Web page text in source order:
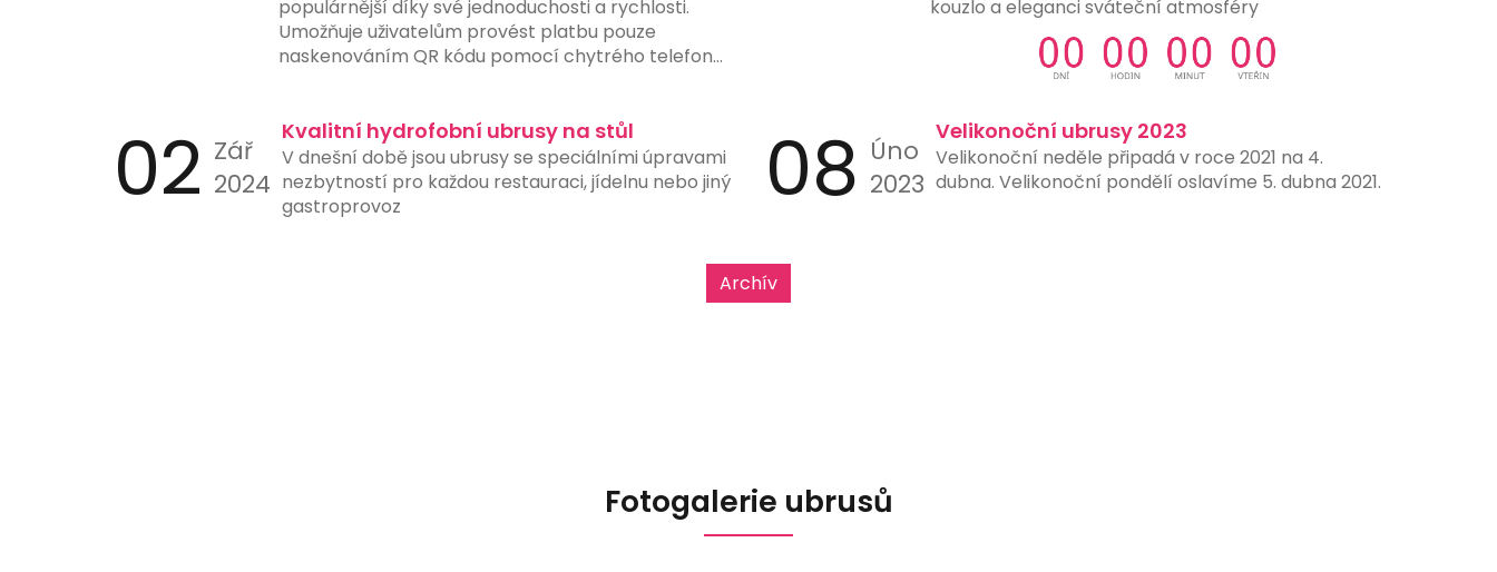
populárnější díky své jednoduchosti a rychlosti.
Umožňuje uživatelům provést platbu pouze
naskenováním QR kódu pomocí chytrého telefonu
ručního zadávání čísel účtů, čímž snižuje riziko chyb
a urychluje proces platby. Mnohé banky a finanční
instituce nyní nabízejí možnost generování a
skenování QR kódů přímo ve svých aplikacích, což
kouzlo a eleganci sváteční atmosféry
02 Zář
2024
Kvalitní hydrofobní ubrusy na stůl
V dnešní době jsou ubrusy se speciálními úpravami
nezbytností pro každou restauraci, jídelnu nebo jiný
gastroprovoz
08 Úno
2023
Velikonoční ubrusy 2023
Velikonoční neděle připadá v roce 2021 na 4.
dubna. Velikonoční pondělí oslavíme 5. dubna 2021.
Archív
Fotogalerie ubrusů